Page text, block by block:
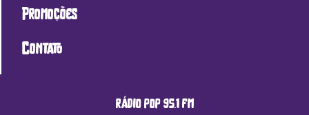
Promoções
Contato
rádio pop 95.1 fm